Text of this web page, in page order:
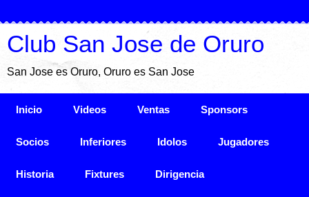
Club San Jose de Oruro
San Jose es Oruro, Oruro es San Jose
Inicio Videos Ventas Sponsors
Socios Inferiores Idolos Jugadores
Historia Fixtures Dirigencia